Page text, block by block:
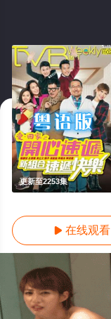
更新至2253集
 在线观看